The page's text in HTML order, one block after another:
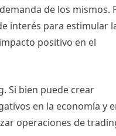
de los mismos.
interés para estimular
positivo en el
Si bien puede crear
en la economía y
operaciones de